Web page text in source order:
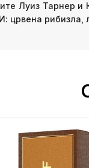
Луиз Тарнер
црвена